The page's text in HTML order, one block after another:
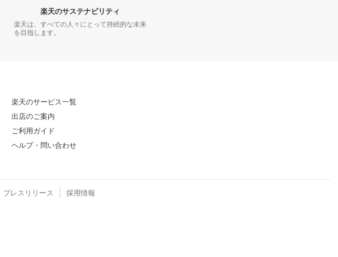
楽天のサステナビリティ
楽天は、すべての人々にとって持続的な未来
を目指します。
楽天のサービス一覧
出店のご案内
ご利用ガイド
ヘルプ・問い合わせ
プレスリリース 採用情報